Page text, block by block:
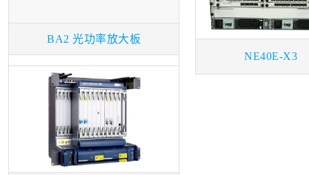
BA2 光功率放大板
NE40E-X3